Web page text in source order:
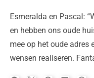
Esmeralda en Pascal:
en hebben ons oude
mee op het oude adres
wensen realiseren.